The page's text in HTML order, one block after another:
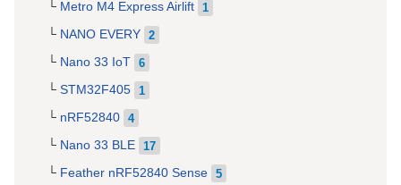
Metro M4 Express Airlift 1
NANO EVERY 2
Nano 33 IoT 6
STM32F405 1
nRF52840 4
Nano 33 BLE 17
Feather nRF52840 Sense 5